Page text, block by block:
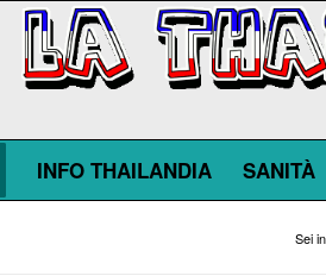
INFO THAILANDIA SANITÀ
Sei